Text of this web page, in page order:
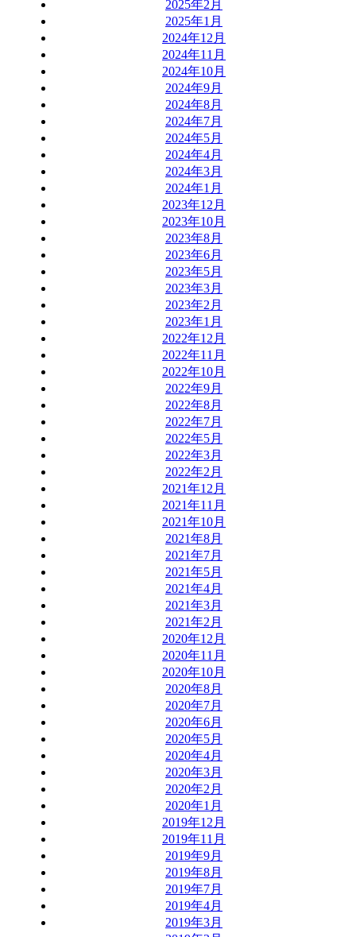
2025年2月
2025年1月
2024年12月
2024年11月
2024年10月
2024年9月
2024年8月
2024年7月
2024年5月
2024年4月
2024年3月
2024年1月
2023年12月
2023年10月
2023年8月
2023年6月
2023年5月
2023年3月
2023年2月
2023年1月
2022年12月
2022年11月
2022年10月
2022年9月
2022年8月
2022年7月
2022年5月
2022年3月
2022年2月
2021年12月
2021年11月
2021年10月
2021年8月
2021年7月
2021年5月
2021年4月
2021年3月
2021年2月
2020年12月
2020年11月
2020年10月
2020年8月
2020年7月
2020年6月
2020年5月
2020年4月
2020年3月
2020年2月
2020年1月
2019年12月
2019年11月
2019年9月
2019年8月
2019年7月
2019年4月
2019年3月